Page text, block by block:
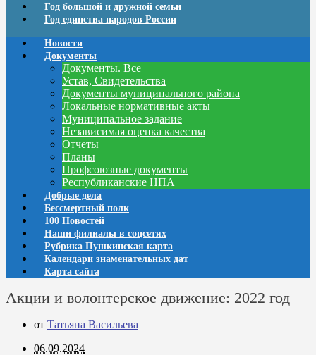
Год большой и дружной семьи
Год единства народов России
Новости
Документы
Документы. Все
Устав, Свидетельства
Документы муниципального района
Локальные нормативные акты
Муниципальное задание
Независимая оценка качества
Отчеты
Планы
Профсоюзные документы
Республиканские НПА
Добрые дела
Бессмертный полк
100 Новостей
Наши филиалы в соцсетях
Рубрика Пушкинская карта
Календари знаменательных дат
Карта сайта
Акции и волонтерское движение: 2022 год
от Татьяна Васильева
06.09.2024